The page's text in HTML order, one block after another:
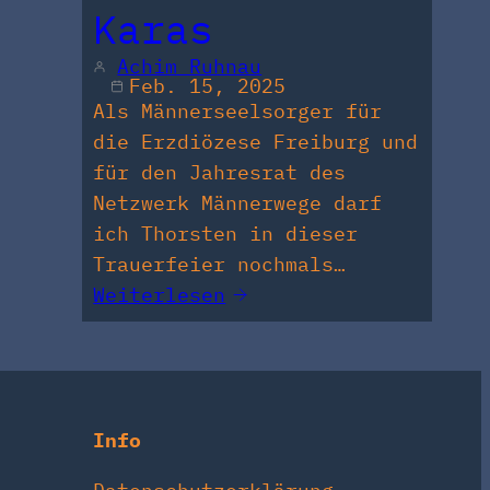
Karas
Achim Ruhnau
Feb. 15, 2025
Als Männerseelsorger für
die Erzdiözese Freiburg und
für den Jahresrat des
Netzwerk Männerwege darf
ich Thorsten in dieser
Trauerfeier nochmals…
Weiterlesen
Info